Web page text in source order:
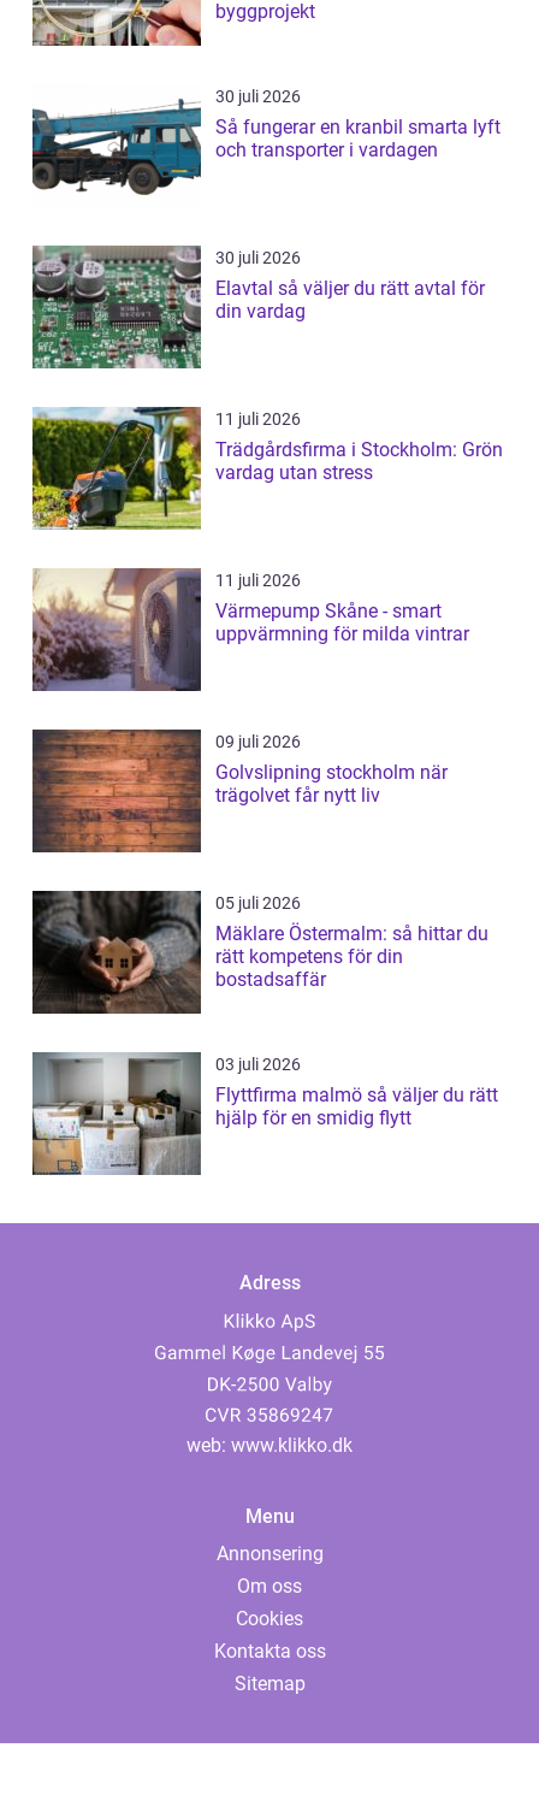
byggprojekt
30 juli 2026
Så fungerar en kranbil smarta lyft
och transporter i vardagen
30 juli 2026
Elavtal så väljer du rätt avtal för
din vardag
11 juli 2026
Trädgårdsfirma i Stockholm: Grön
vardag utan stress
11 juli 2026
Värmepump Skåne - smart
uppvärmning för milda vintrar
09 juli 2026
Golvslipning stockholm när
trägolvet får nytt liv
05 juli 2026
Mäklare Östermalm: så hittar du
rätt kompetens för din
bostadsaffär
03 juli 2026
Flyttfirma malmö så väljer du rätt
hjälp för en smidig flytt
Adress
web: www.klikko.dk
Menu
Annonsering
Om oss
Cookies
Kontakta oss
Sitemap